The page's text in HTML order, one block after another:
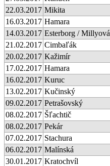
22.03.2017 Mikita
16.03.2017 Hamara
14.03.2017 Esterborg / Millyová
21.02.2017 Cimbaľák
20.02.2017 Kažimír
17.02.2017 Hamara
16.02.2017 Kuruc
13.02.2017 Kučinský
09.02.2017 Petrašovský
08.02.2017 Šľachtič
08.02.2017 Pekár
07.02.2017 Stachura
06.02.2017 Malínská
30.01.2017 Kratochvíl